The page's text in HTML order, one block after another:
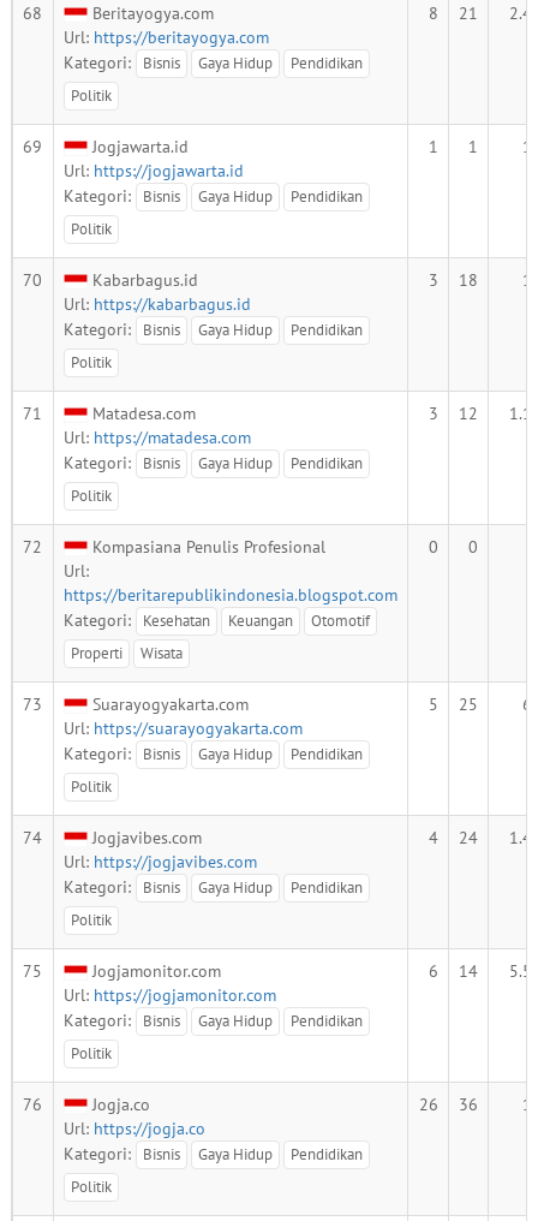
68
Beritayogya.com
Url: https://beritayogya.com
Kategori:
Bisnis Gaya Hidup
Pendidikan
Politik
8 21
69
Jogjawarta.id
Url: https://jogjawarta.id
Kategori:
Bisnis Gaya Hidup
Pendidikan
Politik
1 1
70
Kabarbagus.id
Url: https://kabarbagus.id
Kategori:
Bisnis Gaya Hidup
Pendidikan
Politik
3 18
71
Matadesa.com
Url: https://matadesa.com
Kategori:
Bisnis Gaya Hidup
Pendidikan
Politik
3 12
72
Kompasiana Penulis Profesional
Url:
https://beritarepublikindonesia.blogspot.com
Kategori:
Kesehatan Keuangan
Otomotif
Properti
Wisata
0 0
73
Suarayogyakarta.com
Url: https://suarayogyakarta.com
Kategori:
Bisnis Gaya Hidup
Pendidikan
Politik
5 25
74
Jogjavibes.com
Url: https://jogjavibes.com
Kategori:
Bisnis Gaya Hidup
Pendidikan
Politik
4 24
75
Jogjamonitor.com
Url: https://jogjamonitor.com
Kategori:
Bisnis Gaya Hidup
Pendidikan
Politik
6 14
76
Jogja.co
Url: https://jogja.co
Kategori:
Bisnis Gaya Hidup
Pendidikan
Politik
26 36